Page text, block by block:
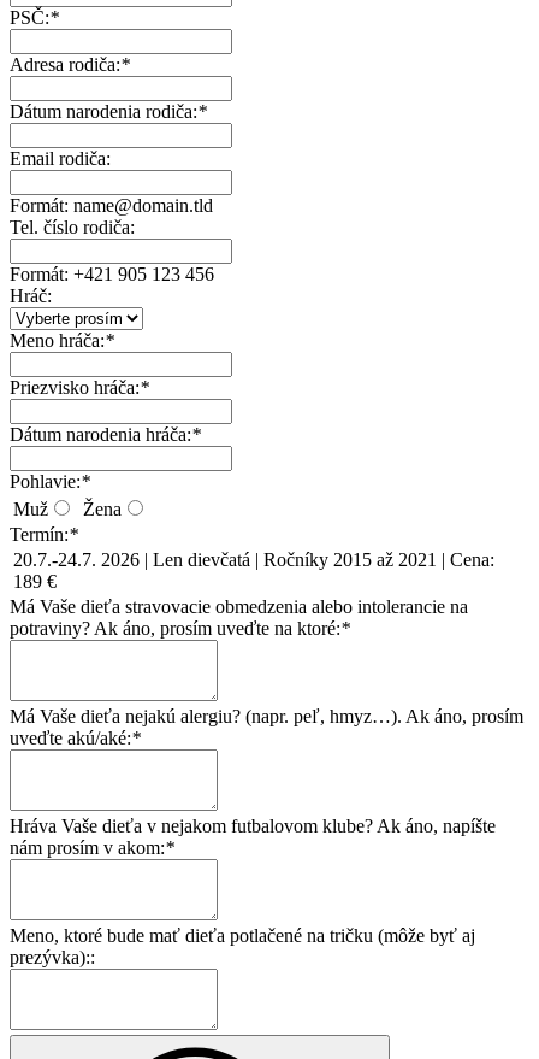
PSČ:*
Adresa rodiča:*
Dátum narodenia rodiča:*
Email rodiča:
Formát: name@domain.tld
Tel. číslo rodiča:
Formát: +421 905 123 456
Hráč:
Meno hráča:*
Priezvisko hráča:*
Dátum narodenia hráča:*
Pohlavie:*
Muž
Žena
Termín:*
20.7.-24.7. 2026 | Len dievčatá | Ročníky 2015 až 2021 | Cena:
189 €
Má Vaše dieťa stravovacie obmedzenia alebo intolerancie na
potraviny? Ak áno, prosím uveďte na ktoré:*
Má Vaše dieťa nejakú alergiu? (napr. peľ, hmyz…). Ak áno, prosím
uveďte akú/aké:*
Hráva Vaše dieťa v nejakom futbalovom klube? Ak áno, napíšte
nám prosím v akom:*
Meno, ktoré bude mať dieťa potlačené na tričku (môže byť aj
prezývka)::